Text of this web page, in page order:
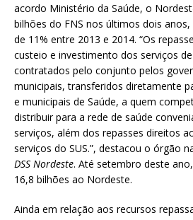
acordo Ministério da Saúde, o
bilhões do FNS nos últimos dois
de 11% entre 2013 e 2014. “Os
custeio e investimento dos serviços
contratados pelo conjunto pelos
municipais, transferidos diretamente
e municipais de Saúde, a quem
distribuir para a rede de saúde
serviços, além dos repasses direitos
serviços do SUS.”, destacou o órgão
DSS Nordeste. Até setembro deste
16,8 bilhões ao Nordeste.
Ainda em relação aos recursos